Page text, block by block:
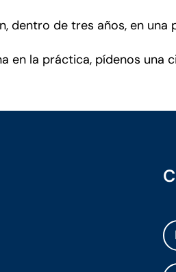
dentro de tres años, en
en la práctica, pídenos una